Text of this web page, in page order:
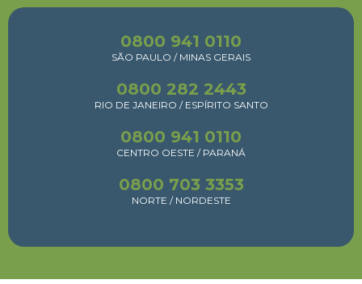
0800 941 0110
SÃO PAULO / MINAS GERAIS
0800 282 2443
RIO DE JANEIRO / ESPÍRITO SANTO
0800 941 0110
CENTRO OESTE / PARANÁ
0800 703 3353
NORTE / NORDESTE